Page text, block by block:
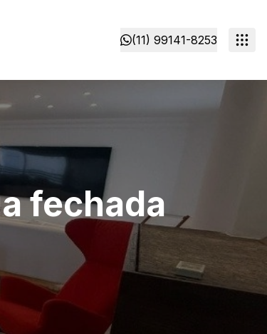
(11) 99141-8253
fechada